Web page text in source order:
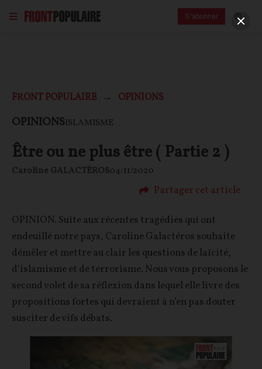
S'abonner
FRONT POPULAIRE OPINIONS
OPINIONSISLAMISME
Être ou ne plus être ( Partie 2 )
Caroline GALACTÉROS04/11/2020
Partager cet article
OPINION. Suite aux récentes tragédies qui ont
endeuillé notre pays, Caroline Galactéros souhaite
démêler et mettre au clair les questions de laïcité,
d’islamisme et de terrorisme. Nous vous proposons le
second volet de sa réflexion dans lequel elle livre des
propositions fortes qui devraient à n’en pas douter
susciter de vifs débats.